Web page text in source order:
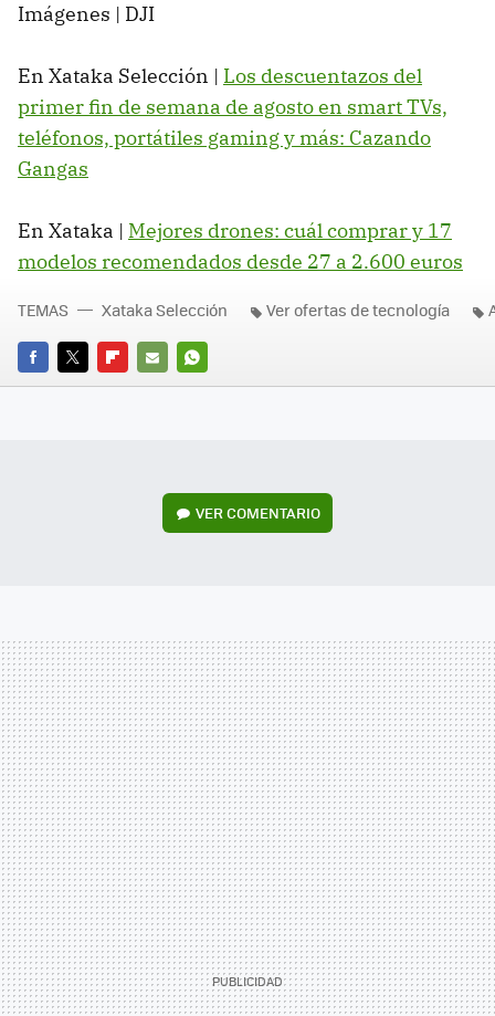
Imágenes | DJI
En Xataka Selección | Los descuentazos del
primer fin de semana de agosto en smart TVs,
teléfonos, portátiles gaming y más: Cazando
Gangas
En Xataka | Mejores drones: cuál comprar y 17
modelos recomendados desde 27 a 2.600 euros
FACEBOOK
TWITTERFLIPBOARD
E-
WHATSAPP
TEMAS Xataka Selección Ver ofertas de tecnología
VERCOMENTARIO